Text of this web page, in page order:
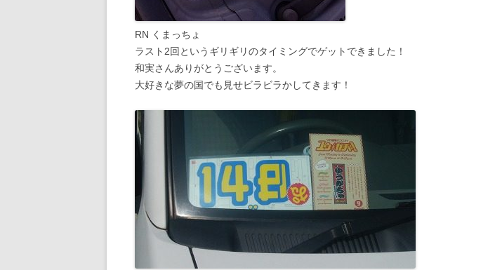
RN くまっちょ
ラスト2回というギリギリのタイミングでゲットできました！
和実さんありがとうございます。
大好きな夢の国でも見せビラビラかしてきます！